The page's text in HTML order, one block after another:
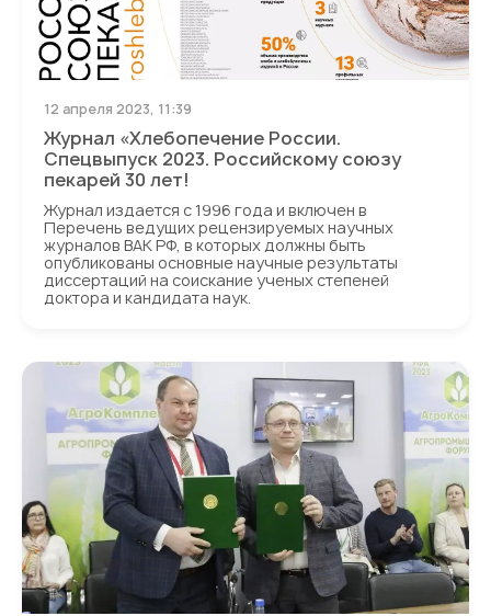
Журнал «Хлебопечение России.
Спецвыпуск 2023. Российскому союзу
пекарей 30 лет!
12 апреля 2023, 11:39
Журнал издается с 1996 года и включен в
Перечень ведущих рецензируемых научных
журналов ВАК РФ, в которых должны быть
опубликованы основные научные результаты
диссертаций на соискание ученых степеней
доктора и кандидата наук.